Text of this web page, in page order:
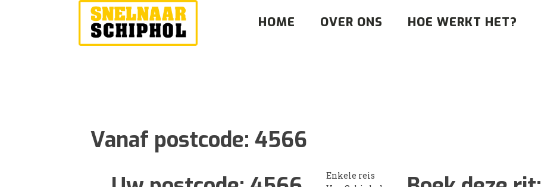
HOME OVER ONS HOE WERKT HET?
Vanaf postcode: 4566
Enkele reis